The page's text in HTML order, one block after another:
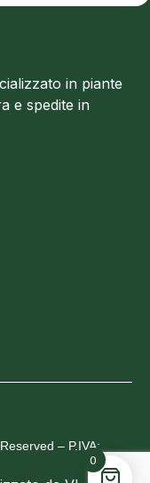
in piante
e spedite in
– P.IVA:
0